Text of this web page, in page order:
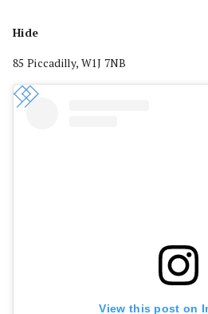
Hide
85 Piccadilly, W1J 7NB
View this post on